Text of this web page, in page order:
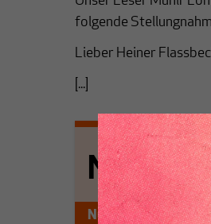
folgende
Lieber Heiner
[...]
Nichts
Nur für